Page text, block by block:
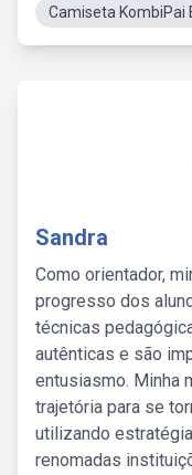
Camiseta KombiPai
Sandra
Como orientador,
progresso dos
técnicas
autênticas e são
entusiasmo. Minha
trajetória para se
utilizando
renomadas